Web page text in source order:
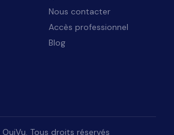
Nous contacter
Accès professionnel
Blog
OuiVu. Tous droits réservés